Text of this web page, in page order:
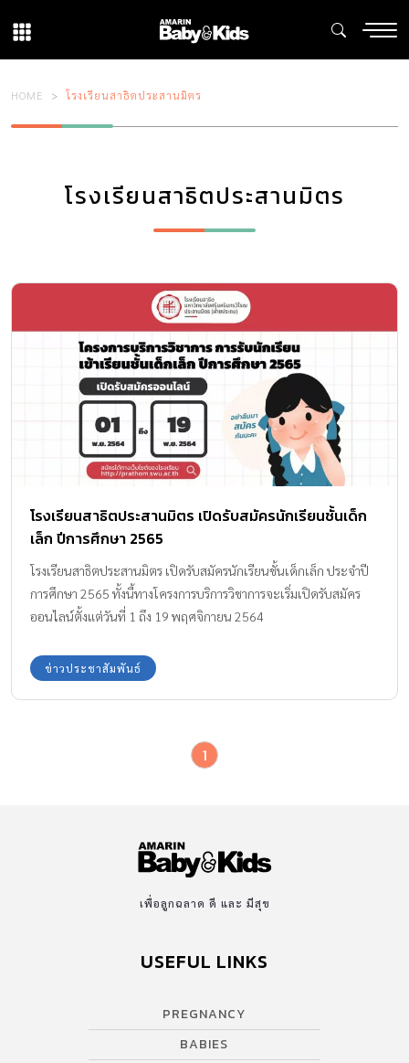
HOME โรงเรียนสาธิตประสานมิตร
โรงเรียนสาธิตประสานมิตร
โรงเรียนสาธิตประสานมิตร เปิดรับสมัครนักเรียนชั้นเด็ก
เล็ก ปีการศึกษา 2565
โรงเรียนสาธิตประสานมิตร เปิดรับสมัครนักเรียนชั้นเด็กเล็ก ประจำปี
การศึกษา 2565 ทั้งนี้ทางโครงการบริการวิชาการจะเริ่มเปิดรับสมัคร
ออนไลน์ตั้งแต่วันที่ 1 ถึง 19 พฤศจิกายน 2564
ข่าวประชาสัมพันธ์
1
เพื่อลูกฉลาด ดี และ มีสุข
USEFUL LINKS
PREGNANCY
BABIES